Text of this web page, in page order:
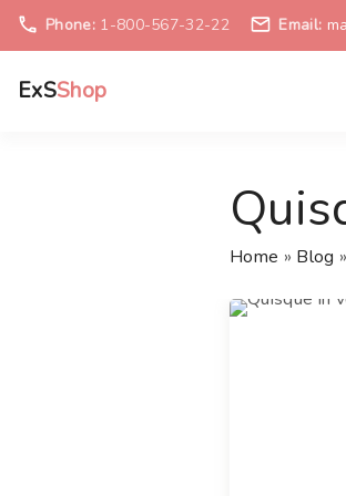
Phone: 1-800-567-32-22 Email:
ExSShop
Home » Blog »